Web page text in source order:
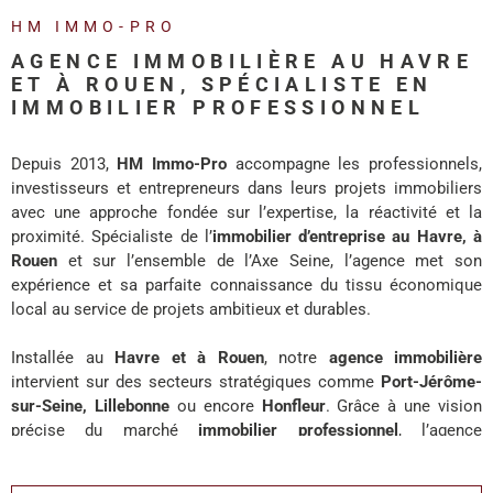
BLOG
HM IMMO-PRO
AGENCE IMMOBILIÈRE AU HAVRE
ET À ROUEN, SPÉCIALISTE EN
IMMOBILIER PROFESSIONNEL
Depuis 2013, HM Immo-Pro accompagne les professionnels,
investisseurs et entrepreneurs dans leurs projets immobiliers
avec une approche fondée sur l’expertise, la réactivité et la
proximité. Spécialiste de l’immobilier d’entreprise au Havre, à
Rouen et sur l’ensemble de l’Axe Seine, l’agence met son
expérience et sa parfaite connaissance du tissu économique
local au service de projets ambitieux et durables.
Installée au Havre et à Rouen, notre agence immobilière
intervient sur des secteurs stratégiques comme Port-Jérôme-
sur-Seine, Lillebonneou encore Honfleur. Grâce à une vision
précise du marché immobilier professionnel , l’agence